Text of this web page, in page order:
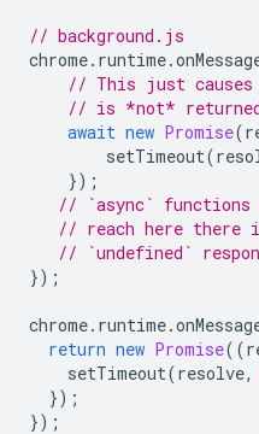
// background.js
chrome. runtime.
// This just causes
// is *not*
await new Promise(
setTimeout(
});
// `async` functions
// reach here there
// `undefined`
});
chrome. runtime.
return new Promise((
setTimeout(resolve,
});
});